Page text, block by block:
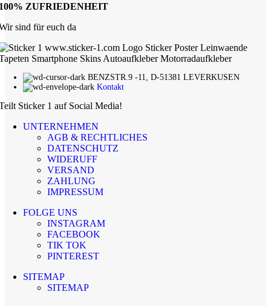
ZUFRIEDENHEIT
sind für euch da
BENZSTR.9 -11, D-51381 LEVERKUSEN
Kontakt
Sticker 1 auf Social Media!
UNTERNEHMEN
AGB & RECHTLICHES
DATENSCHUTZ
WIDERUFF
VERSAND
ZAHLUNG
IMPRESSUM
FOLGE UNS
INSTAGRAM
FACEBOOK
TIK TOK
PINTEREST
SITEMAP
SITEMAP